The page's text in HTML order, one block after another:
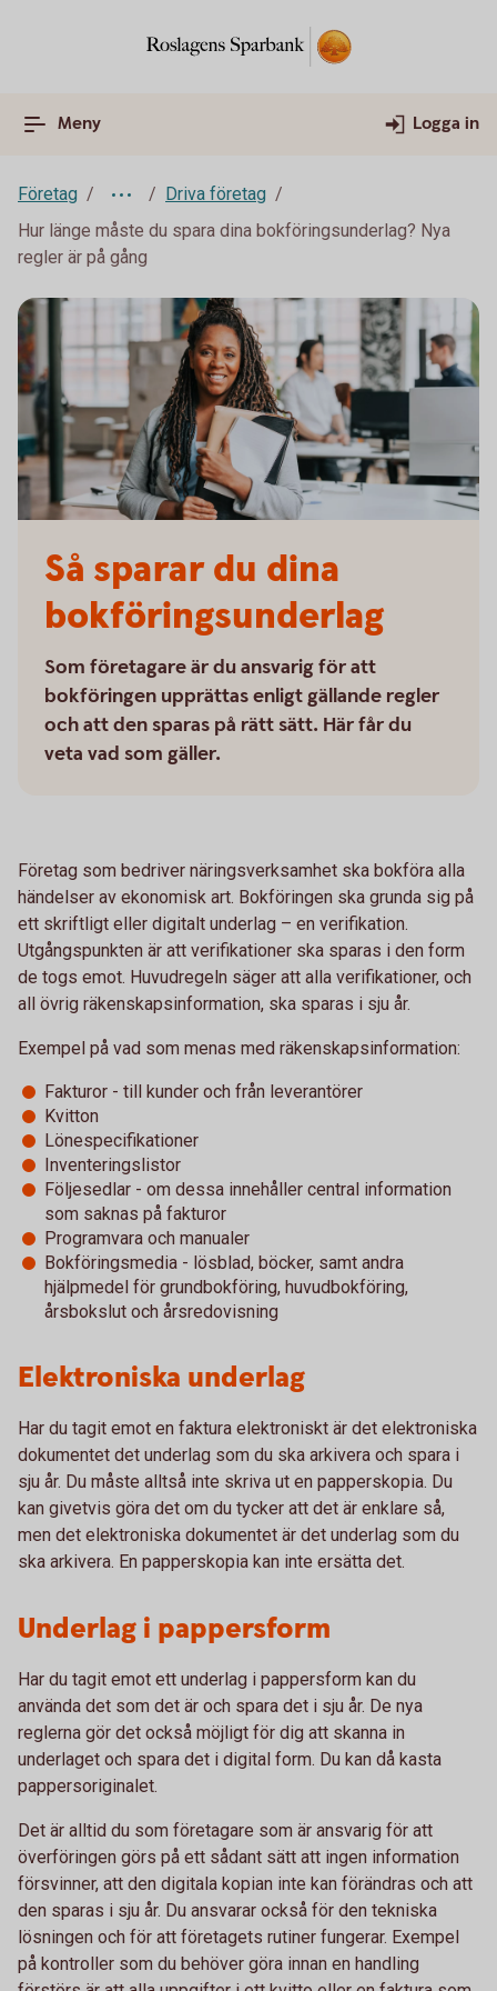
Meny Logga in
Företag
Driva företag
Hur länge måste du spara dina bokföringsunderlag? Nya
regler är på gång
Så sparar du dina
bokföringsunderlag
Som företagare är du ansvarig för att
bokföringen upprättas enligt gällande regler
och att den sparas på rätt sätt. Här får du
veta vad som gäller.
Företag som bedriver näringsverksamhet ska bokföra alla
händelser av ekonomisk art. Bokföringen ska grunda sig på
ett skriftligt eller digitalt underlag – en verifikation.
Utgångspunkten är att verifikationer ska sparas i den form
de togs emot. Huvudregeln säger att alla verifikationer, och
all övrig räkenskapsinformation, ska sparas i sju år.
Exempel på vad som menas med räkenskapsinformation:
Fakturor - till kunder och från leverantörer
Kvitton
Lönespecifikationer
Inventeringslistor
Följesedlar - om dessa innehåller central information
som saknas på fakturor
Programvara och manualer
Bokföringsmedia - lösblad, böcker, samt andra
hjälpmedel för grundbokföring, huvudbokföring,
årsbokslut och årsredovisning
Elektroniska underlag
Har du tagit emot en faktura elektroniskt är det elektroniska
dokumentet det underlag som du ska arkivera och spara i
sju år. Du måste alltså inte skriva ut en papperskopia. Du
kan givetvis göra det om du tycker att det är enklare så,
men det elektroniska dokumentet är det underlag som du
ska arkivera. En papperskopia kan inte ersätta det.
Underlag i pappersform
Har du tagit emot ett underlag i pappersform kan du
använda det som det är och spara det i sju år. De nya
reglerna gör det också möjligt för dig att skanna in
underlaget och spara det i digital form. Du kan då kasta
pappersoriginalet.
Det är alltid du som företagare som är ansvarig för att
överföringen görs på ett sådant sätt att ingen information
försvinner, att den digitala kopian inte kan förändras och att
den sparas i sju år. Du ansvarar också för den tekniska
lösningen och för att företagets rutiner fungerar. Exempel
på kontroller som du behöver göra innan en handling